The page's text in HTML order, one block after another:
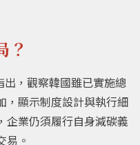
？
出，觀察韓國雖已實施總
，顯示制度設計與執行細
企業仍須履行自身減碳義
易。